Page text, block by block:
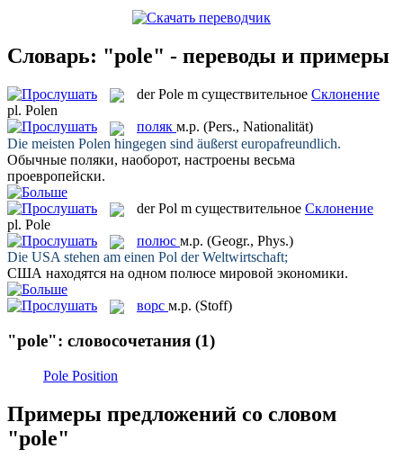
Словарь: "pole" - переводы и примеры
derPole m существительное Склонение
pl. Polen
поляк м.р. (Pers., Nationalität)
Die meisten Polen hingegen sind äußerst europafreundlich.
Обычные поляки, наоборот, настроены весьма
проевропейски.
derPol m существительное Склонение
pl. Pole
полюс м.р. (Geogr., Phys.)
Die USA stehen am einen Pol der Weltwirtschaft;
США находятся на одном полюсе мировой экономики.
ворс м.р. (Stoff)
"pole": словосочетания (1)
Pole Position
Примеры предложений со словом
"pole"